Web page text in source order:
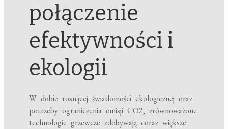
połączenie
efektywności i
ekologii
W dobie rosnącej świadomości ekologicznej oraz
potrzeby ograniczenia emisji CO2, zrównoważone
technologie grzewcze zdobywają coraz większe